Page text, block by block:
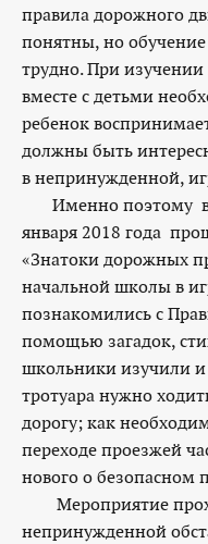
правила дорожного
понятны, но
трудно. При
вместе с детьми
ребенок
должны быть
в непринужденной,
Именно поэтому в
января 2018 года
«Знатоки дорожных
начальной школы в
познакомились с
помощью загадок,
школьники изучили и
тротуара нужно
дорогу; как
переходе проезжей
нового о безопасном
Мероприятие
непринужденной